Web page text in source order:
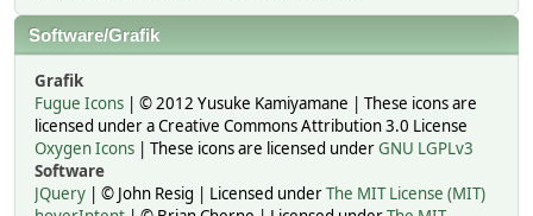
Software/Grafik
Grafik
Fugue Icons | © 2012 Yusuke Kamiyamane | These icons are
licensed under a Creative Commons Attribution 3.0 License
Oxygen Icons | These icons are licensed underGNU LGPLv3
Software
JQuery | © John Resig | Licensed underThe MIT License (MIT)